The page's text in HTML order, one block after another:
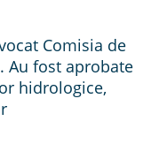
Comisia de
Au fost aprobate
hidrologice,